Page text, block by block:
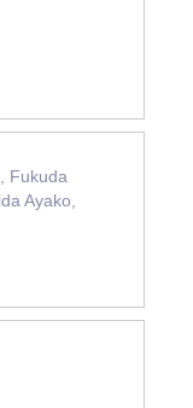
Fukuda
Ayako,